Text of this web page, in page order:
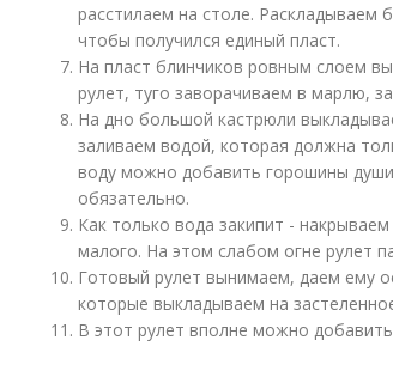
расстилаем на столе. Раскладываем
чтобы получился единый пласт.
На пласт блинчиков ровным слоем
рулет, туго заворачиваем в марлю,
На дно большой кастрюли
заливаем водой, которая должна
воду можно добавить горошины
обязательно.
Как только вода закипит -
малого. На этом слабом огне рулет
Готовый рулет вынимаем, даем ему
которые выкладываем на
В этот рулет вполне можно